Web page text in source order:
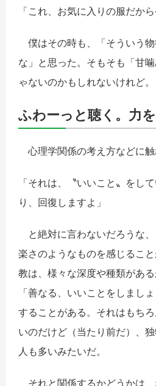
「これ、お気に入りの服だか
僕はその時も、「そういう
な」と思った。そもそも「甘
ゃないのかもしれないけれど。
ふわーっと聴く。力を
心理学関係の考え方などに触
「それは、〝いいこと〟をし
り、回復しますよ」
と絶対に言わないだろうな
楽さのようなものを感じるこ
教は、様々な深度や種類がある
「善なる、いいことをしまし
することがある。それはもち
いのだけど（当たり前だ）、
人も多いみたいだ。
それと関係するかどうかは